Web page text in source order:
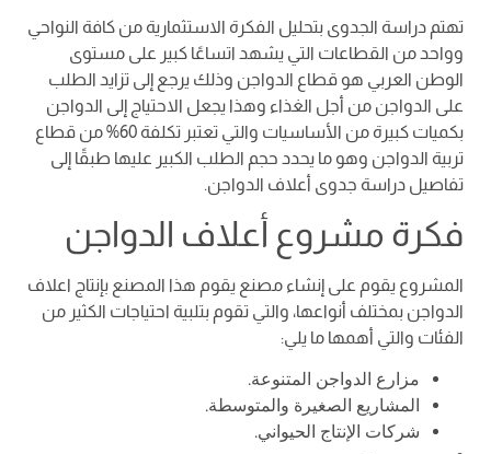
تهتم دراسة الجدوى بتحليل الفكرة الاستثمارية من كافة النواحي
وواحد من القطاعات التي يشهد اتساعًا كبير على مستوى
الوطن العربي هو قطاع الدواجن وذلك يرجع إلى تزايد الطلب
على الدواجن من أجل الغذاء وهذا يجعل الاحتياج إلى الدواجن
بكميات كبيرة من الأساسيات والتي تعتبر تكلفة 60% من قطاع
تربية الدواجن وهو ما يحدد حجم الطلب الكبير عليها طبقًا إلى
تفاصيل دراسة جدوى أعلاف الدواجن.
فكرة مشروع أعلاف الدواجن
المشروع يقوم على إنشاء مصنع يقوم هذا المصنع بإنتاج اعلاف
الدواجن بمختلف أنواعها، والتي تقوم بتلبية احتياجات الكثير من
الفئات والتي أهمها ما يلي:
مزارع الدواجن المتنوعة.
المشاريع الصغيرة والمتوسطة.
شركات الإنتاج الحيواني.